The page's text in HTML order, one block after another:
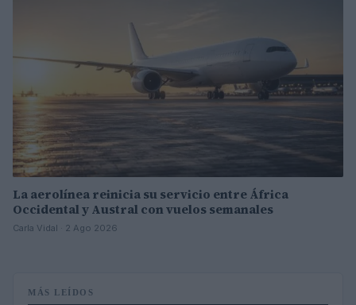
La aerolínea reinicia su servicio entre África
Occidental y Austral con vuelos semanales
Carla Vidal · 2 Ago 2026
MÁS LEÍDOS